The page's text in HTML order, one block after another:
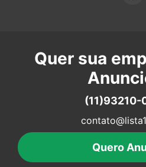
Quer sua
(11)93210-
Quero